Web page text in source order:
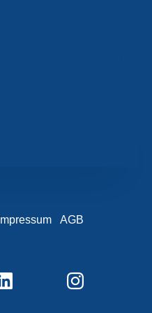
Impressum
AGB